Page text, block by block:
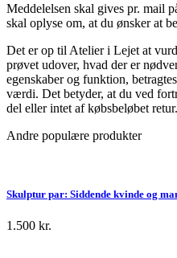
Meddelelsen skal gives pr. mail
skal oplyse om, at du ønsker at
Det er op til Atelier i Lejet at
prøvet udover, hvad der er
egenskaber og funktion,
værdi. Det betyder, at du ved
del eller intet af købsbeløbet retur.
Andre populære produkter
Skulptur par: Siddende kvinde og
1.500 kr.